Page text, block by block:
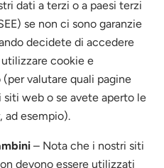
dati a terzi o a paesi terzi
se non ci sono garanzie
decidete di accedere
cookie e
valutare quali pagine
web o se avete aperto le
ad esempio).
– Nota che i nostri siti
devono essere utilizzati